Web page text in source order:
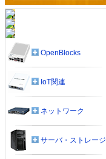
OpenBlocks
IoT関連
ネットワーク
サーバ・ストレージ